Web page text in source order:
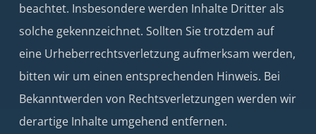
beachtet. Insbesondere werden Inhalte Dritter als
solche gekennzeichnet. Sollten Sie trotzdem auf
eine Urheberrechtsverletzung aufmerksam werden,
bitten wir um einen entsprechenden Hinweis. Bei
Bekanntwerden von Rechtsverletzungen werden wir
derartige Inhalte umgehend entfernen.